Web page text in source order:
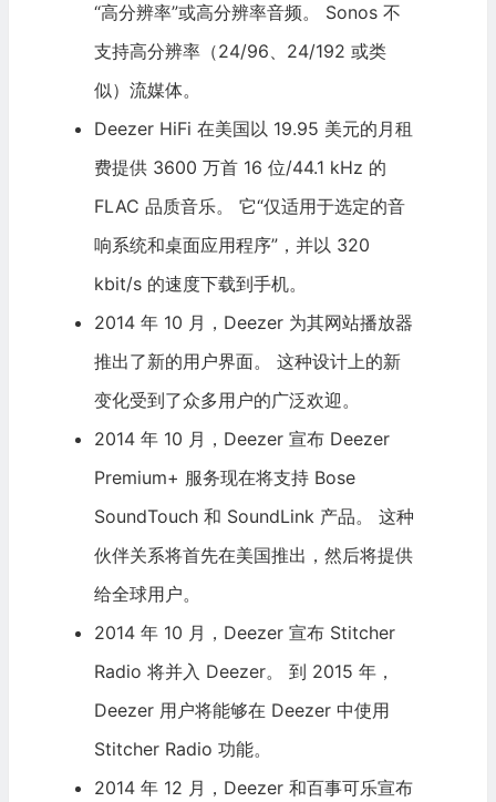
“高分辨率”或高分辨率音频。 Sonos 不
支持高分辨率（24/96、24/192 或类
似）流媒体。
Deezer HiFi 在美国以 19.95 美元的月租
费提供 3600 万首 16 位/44.1 kHz 的
FLAC 品质音乐。 它“仅适用于选定的音
响系统和桌面应用程序”，并以 320
kbit/s 的速度下载到手机。
2014 年 10 月，Deezer 为其网站播放器
推出了新的用户界面。 这种设计上的新
变化受到了众多用户的广泛欢迎。
2014 年 10 月，Deezer 宣布 Deezer
Premium+ 服务现在将支持 Bose
SoundTouch 和 SoundLink 产品。 这种
伙伴关系将首先在美国推出，然后将提供
给全球用户。
2014 年 10 月，Deezer 宣布 Stitcher
Radio 将并入 Deezer。 到 2015 年，
Deezer 用户将能够在 Deezer 中使用
Stitcher Radio 功能。
2014 年 12 月，Deezer 和百事可乐宣布